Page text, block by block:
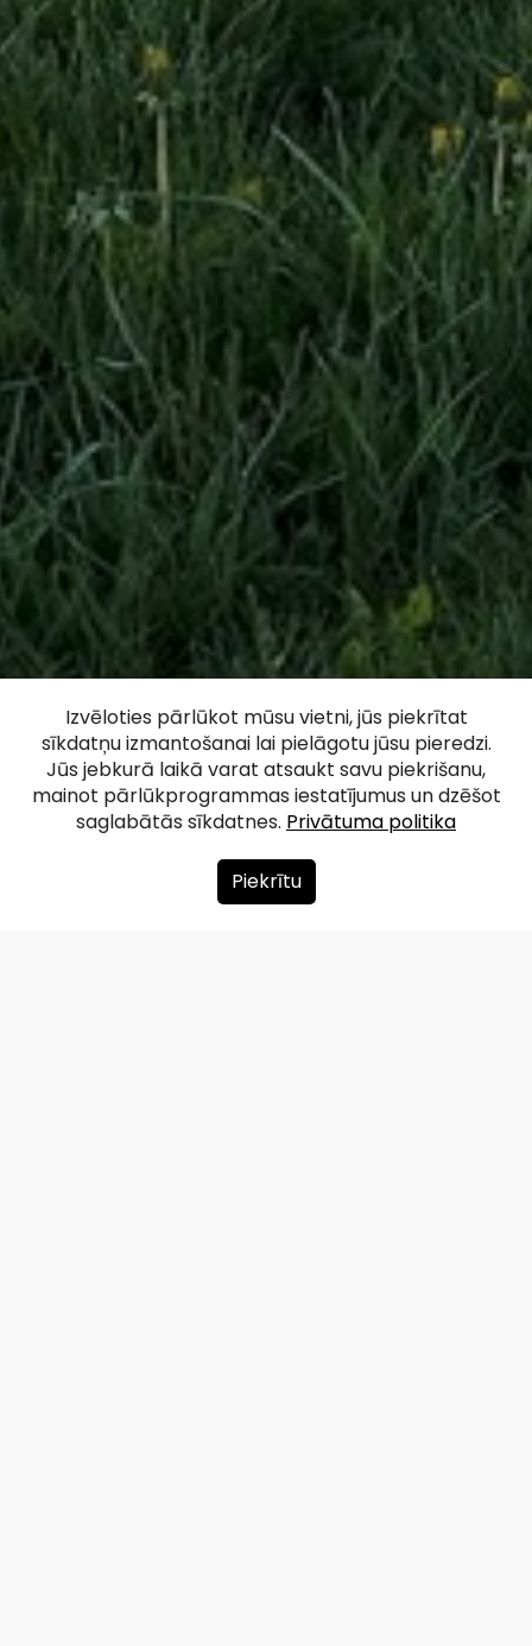
"Odziņu"
bedrīšakmens
Facebook
WhatsApp
XDraugiem
Copy
LinkShare
Izvēloties pārlūkot mūsu vietni, jūs piekrītat
sīkdatņu izmantošanai lai pielāgotu jūsu pieredzi.
Jūs jebkurā laikā varat atsaukt savu piekrišanu,
mainot pārlūkprogrammas iestatījumus un dzēšot
saglabātās sīkdatnes. Privātuma politika
Piekrītu